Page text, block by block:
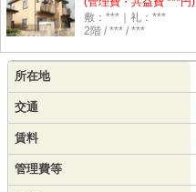
敷：***｜礼：***
2階 / *** / ***
所在地
交通
賃料
管理費等